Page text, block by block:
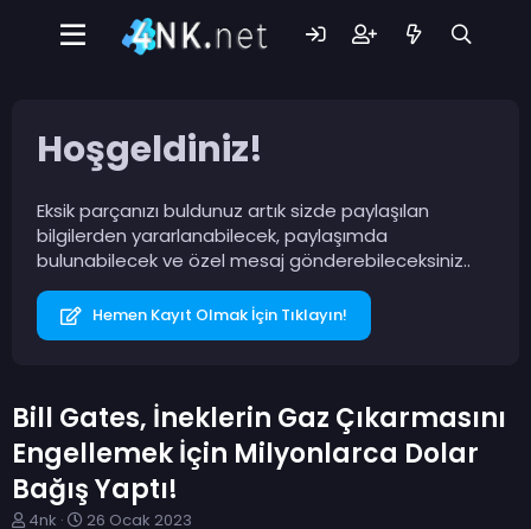
Hoşgeldiniz!
Eksik parçanızı buldunuz artık sizde paylaşılan
bilgilerden yararlanabilecek, paylaşımda
bulunabilecek ve özel mesaj gönderebileceksiniz..
Hemen Kayıt Olmak İçin Tıklayın!
Bill Gates, İneklerin Gaz Çıkarmasını
Engellemek İçin Milyonlarca Dolar
Bağış Yaptı!
K
4nk
B
26 Ocak 2023